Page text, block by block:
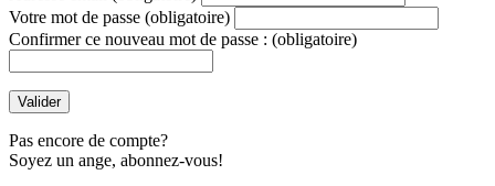
Votre mot de passe (obligatoire)
Confirmer ce nouveau mot de passe : (obligatoire)
Pas encore de compte?
Soyez un ange, abonnez-vous!